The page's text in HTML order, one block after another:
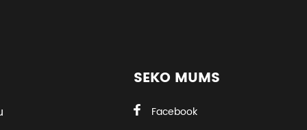
SEKO MUMS
Facebook